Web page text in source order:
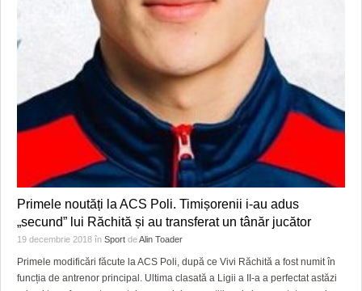
GRĂDINA TAICII DOMNULUI
ZIARISTU’ DE TERASĂ
CU OIŞTEA-N KIERKEGAARD
FINANŢĂRI DE LA A LA Z
PE SURSE
CRONICĂ DE FILM
UNDE MERGEM
FILME DOCUMENTARE
CLIPURI VIDEO
JOCURI ONLINE
ACCIDENTE
ANUNŢURI
INFO SI UTILE
INVATAMANT
JUSTITIE
FILME DOCUMENTARE
CLIPURI VIDEO
JOCURI ONLINE
Primele noutăți la ACS Poli. Timișorenii i-au adus
„secund” lui Răchită și au transferat un tânăr jucător
19 decembrie 2018 în Sport deAlin Toader
Primele modificări făcute la ACS Poli, după ce Vivi Răchită a fost numit în
funcția de antrenor principal. Ultima clasată a Ligii a II-a a perfectat astăzi